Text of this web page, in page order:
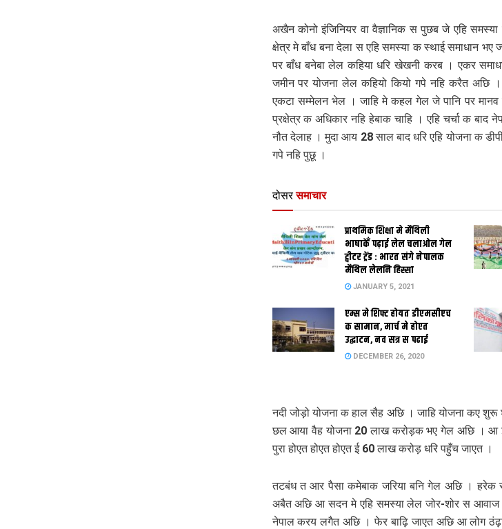
अखैन कोनो इंजिनियर वा वैज्ञानिक स पुछब जे एहि
क्षेत्र मे बाँध बना देला स एहि समस्‍या क स्‍थाई समाधान
पर बाँध बनेबा लेल कहिया धरि खेखनी करब । एकर
जमीन पर योजना लेल कहियो कियो गपे नहि करैत
एकटा सम्‍मेलन भेल । जाहि मे कहल गेल जे पानि पर
प्रक्षेत्र क अधिकार नहि हेबाक चाहि । एहि चर्चा क बाद
नौत देलाह । मुदा आय 28 साल बाद धरि एहि योजना क
गपे नहि पुछू ।
दोसर समाचार
प्राथमिक शि‍क्षा मे मैथि‍ली
भाषाकेँ पढ़ाई लेल चलाओल गेल
ट्वीटर ट्रेंड : भारत संगे नेपालक
मैथिल लेलनि हिस्सा
JANUARY 5, 2021
एम्स मे शिफ्ट होयत डीएमसीएच
क सामान, मार्च मे होएत
उद्घाटन, नव सत्र स पढाई
DECEMBER 26, 2020
नदी जोड़ो योजना क हाल सैह अछि । जाहि योजना कए
छल आया वैह योजना 20 लाख करोड़क भए गेल अछि । आ
पुरा होएत होएत होएत ई 60 लाख करोड़ धरि पहुँच जाएत ।
तटबंध त आर पैसा कमेबाक जरिया बनि गेल अछि । हरेक
अबैत अछि आ सदन मे एहि समस्‍या लेल जोर-शोर स आवाज
नेपाल करय लगैत अछि । फेर बाढ़ि जाएत अछि आ लोग